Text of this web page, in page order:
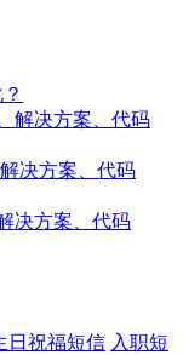
解决方案、代码
决方案、代码
决方案、代码
日祝福短信 入职短